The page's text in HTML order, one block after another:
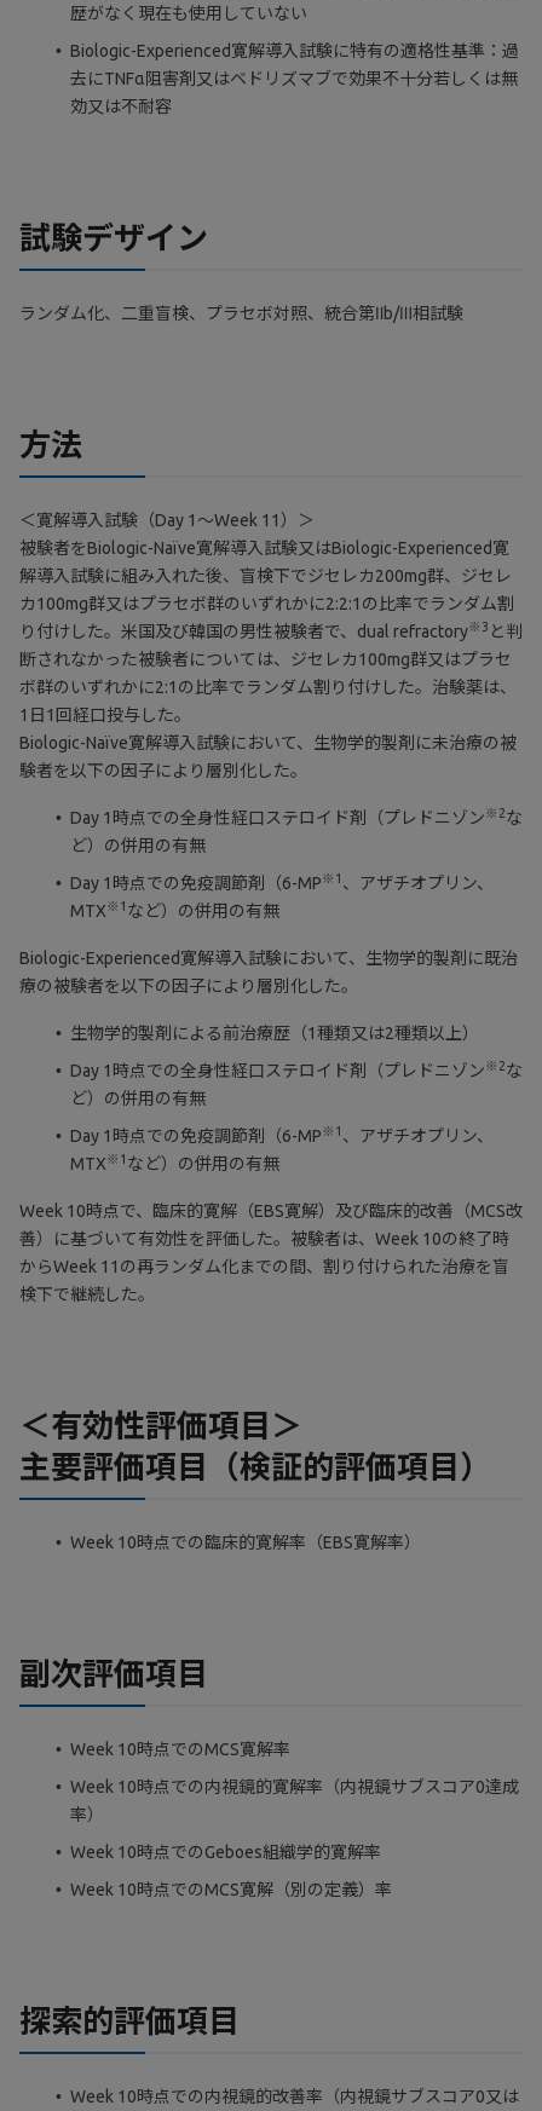
歴がなく現在も使用していない
Biologic-Experienced寛解導入試験に特有の適格性基準：過
去にTNFα阻害剤又はベドリズマブで効果不十分若しくは無
効又は不耐容
試験デザイン
ランダム化、二重盲検、プラセボ対照、統合第Ⅱb/Ⅲ相試験
方法
＜寛解導入試験（Day 1～Week 11）＞
被験者をBiologic-Naïve寛解導入試験又はBiologic-Experienced寛
解導入試験に組み入れた後、盲検下でジセレカ200mg群、ジセレ
カ100mg群又はプラセボ群のいずれかに2:2:1の比率でランダム割
り付けした。米国及び韓国の男性被験者で、dual refractory※3 と判
断されなかった被験者については、ジセレカ100mg群又はプラセ
ボ群のいずれかに2:1の比率でランダム割り付けした。治験薬は、
1日1回経口投与した。
Biologic-Naïve寛解導入試験において、生物学的製剤に未治療の被
験者を以下の因子により層別化した。
Day 1時点での全身性経口ステロイド剤（プレドニゾン※2な
ど）の併用の有無
Day 1時点での免疫調節剤（6-MP※1 、アザチオプリン、
MTX※1 など）の併用の有無
Biologic-Experienced寛解導入試験において、生物学的製剤に既治
療の被験者を以下の因子により層別化した。
生物学的製剤による前治療歴（1種類又は2種類以上）
Day 1時点での全身性経口ステロイド剤（プレドニゾン※2な
ど）の併用の有無
Day 1時点での免疫調節剤（6-MP※1 、アザチオプリン、
MTX※1 など）の併用の有無
Week 10時点で、臨床的寛解（EBS寛解）及び臨床的改善（MCS改
善）に基づいて有効性を評価した。被験者は、Week 10の終了時
からWeek 11の再ランダム化までの間、割り付けられた治療を盲
検下で継続した。
＜有効性評価項目＞
主要評価項目（検証的評価項目）
Week 10時点での臨床的寛解率（EBS寛解率）
副次評価項目
Week 10時点でのMCS寛解率
Week 10時点での内視鏡的寛解率（内視鏡サブスコア0達成
率）
Week 10時点でのGeboes組織学的寛解率
Week 10時点でのMCS寛解（別の定義）率
探索的評価項目
Week 10時点での内視鏡的改善率（内視鏡サブスコア0又は